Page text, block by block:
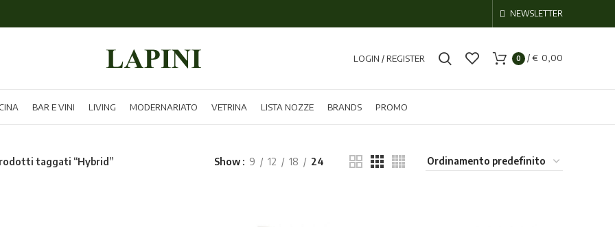
NEWSLETTER
LOGIN / REGISTER 0 /€ 0,00
BAR E VINI LIVING MODERNARIATO VETRINA LISTA NOZZE BRANDS PROMO
taggati “Hybrid” Show 9 12 18 24